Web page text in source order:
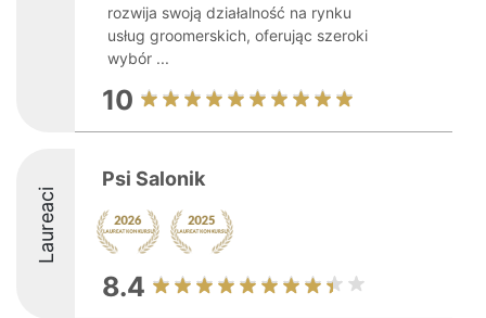
rozwija swoją działalność na rynku
usług groomerskich, oferując szeroki
wybór ...
10
Laureaci
Psi Salonik
8.4